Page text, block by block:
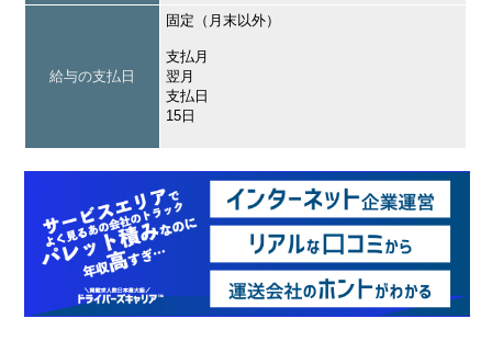
給与の支払日
固定（月末以外）
支払月
翌月
支払日
15日